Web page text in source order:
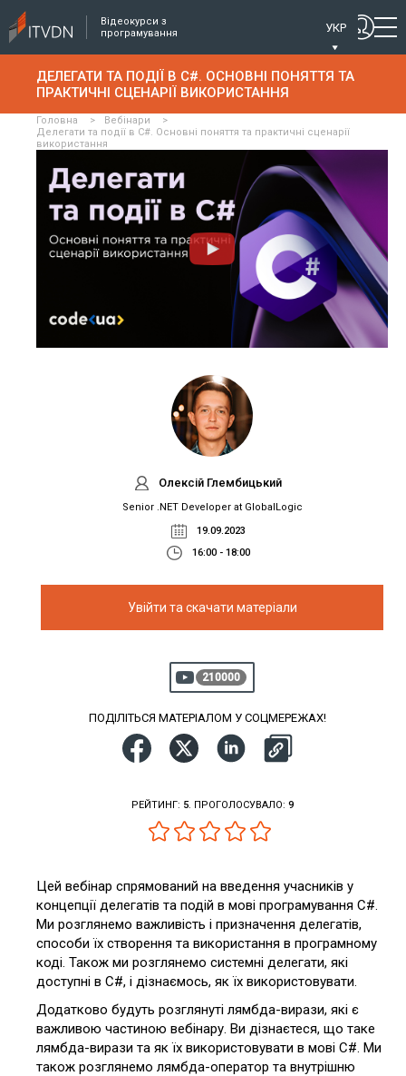
Відеокурси з
програмування
УКР
ДЕЛЕГАТИ ТА ПОДІЇ В C#. ОСНОВНІ ПОНЯТТЯ ТА
ПРАКТИЧНІ СЦЕНАРІЇ ВИКОРИСТАННЯ
Головна > Вебінари
>
Делегати та події в C#. Основні поняття та практичні сценарії
використання
Олексій Глембицький
Senior .NET Developer at GlobalLogic
19.09.2023
16:00 - 18:00
Увійти та скачати матеріали
210000
ПОДІЛІТЬСЯ МАТЕРІАЛОМ У СОЦМЕРЕЖАХ!
РЕЙТИНГ: 5. ПРОГОЛОСУВАЛО: 9
Цей вебінар спрямований на введення учасників у
концепції делегатів та подій в мові програмування C#.
Ми розглянемо важливість і призначення делегатів,
способи їх створення та використання в програмному
коді. Також ми розглянемо системні делегати, які
доступні в C#, і дізнаємось, як їх використовувати.
Додатково будуть розглянуті лямбда-вирази, які є
важливою частиною вебінару. Ви дізнаєтеся, що таке
лямбда-вирази та як їх використовувати в мові C#. Ми
також розглянемо лямбда-оператор та внутрішню